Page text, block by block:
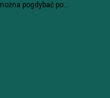
pogdybać po...